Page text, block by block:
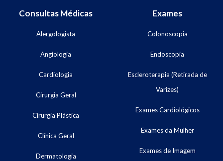
Consultas Médicas
Alergologista
Angiologia
Cardiologia
Cirurgia Geral
Cirurgia Plástica
Clínica Geral
Dermatologia
Exames
Colonoscopia
Endoscopia
Escleroterapia (Retirada de
Varizes)
Exames Cardiológicos
Exames da Mulher
Exames de Imagem